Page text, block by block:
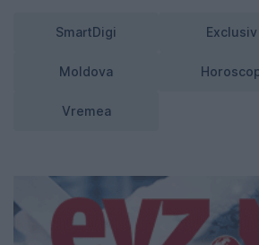
SmartDigi Exclusiv
Moldova
Vremea